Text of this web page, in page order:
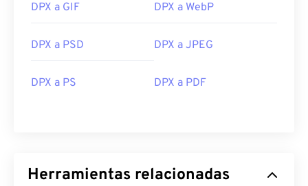
DPX a GIF DPX a WebP
DPX a PSD DPX a JPEG
DPX a PS DPX a PDF
Herramientas relacionadas